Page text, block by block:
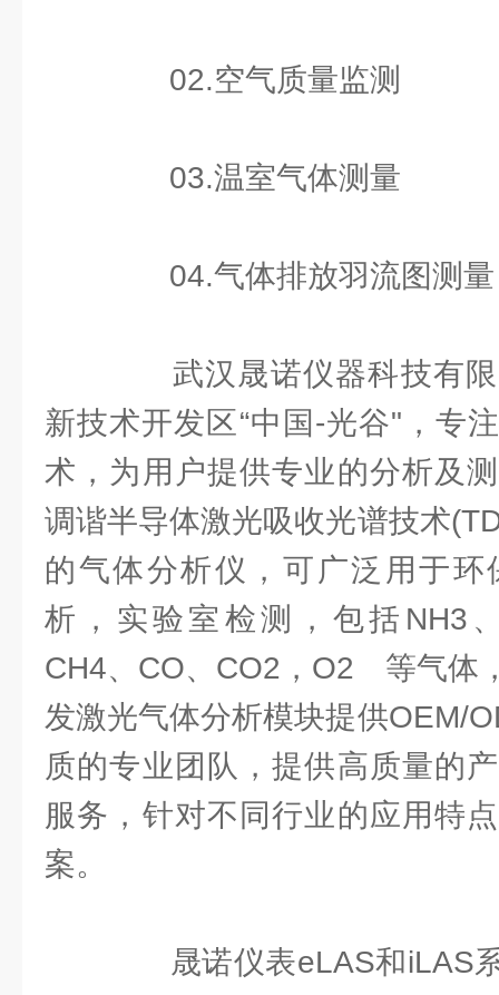
02.空气质量监测
03.温室气体测量
04.气体排放羽流图测量
武汉晟诺仪器科技有限
新技术开发区“中国-光谷"，专
术，为用户提供专业的分析及
调谐半导体激光吸收光谱技术
的气体分析仪，可广泛用于
析，实验室检测，包括NH3
CH4、CO、CO2，O2 等气体
发激光气体分析模块提供OEM/
质的专业团队，提供高质量的
服务，针对不同行业的应用特
案。
晟诺仪表eLAS和iLAS系